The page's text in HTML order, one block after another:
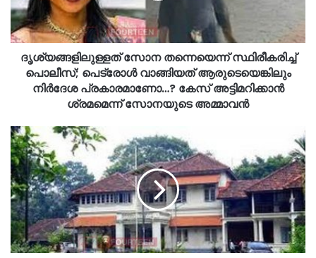
ദൃശ്യങ്ങളിലുള്ളത് സോന തന്നെയെന്ന് സ്ഥിരീകരിച്ച്
പൊലീസ്; പെട്രോൾ വാങ്ങിയത് ആരുടെയെങ്കിലും
നിർദേശ പ്രകാരമാണോ…? കേസ് അട്ടിമറിക്കാൻ
ശ്രമമെന്ന് സോനയുടെ അമ്മാവൻ